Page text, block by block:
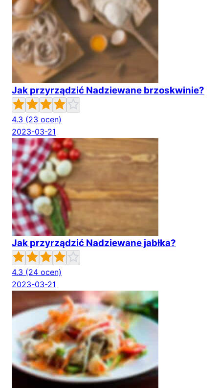
Jak przyrządzić Nadziewane brzoskwinie?
4.3 (23 ocen)
2023-03-21
Jak przyrządzić Nadziewane jabłka?
4.3 (24 ocen)
2023-03-21